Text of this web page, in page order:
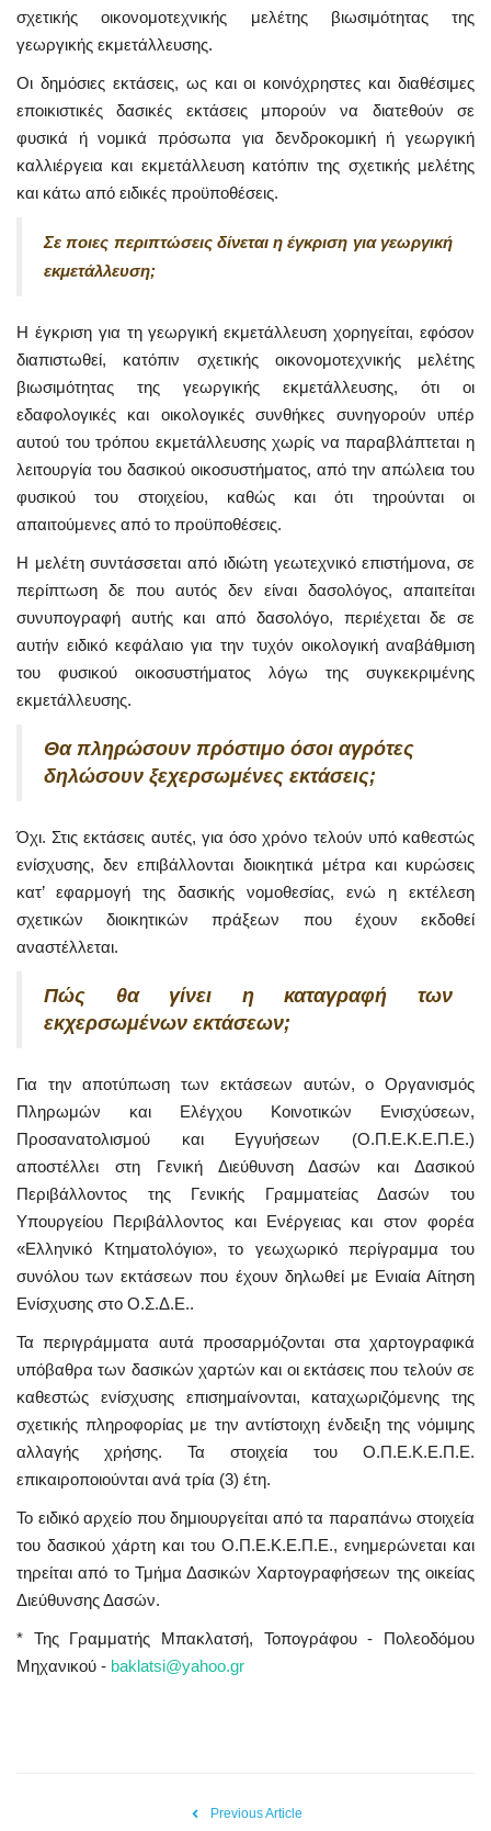
σχετικής οικονομοτεχνικής μελέτης βιωσιμότητας της
γεωργικής εκμετάλλευσης.
Οι δημόσιες εκτάσεις, ως και οι κοινόχρηστες και διαθέσιμες
εποικιστικές δασικές εκτάσεις μπορούν να διατεθούν σε
φυσικά ή νομικά πρόσωπα για δενδροκομική ή γεωργική
καλλιέργεια και εκμετάλλευση κατόπιν της σχετικής μελέτης
και κάτω από ειδικές προϋποθέσεις.
Σε ποιες περιπτώσεις δίνεται η έγκριση για γεωργική
εκμετάλλευση;
Η έγκριση για τη γεωργική εκμετάλλευση χορηγείται, εφόσον
διαπιστωθεί, κατόπιν σχετικής οικονομοτεχνικής μελέτης
βιωσιμότητας της γεωργικής εκμετάλλευσης, ότι οι
εδαφολογικές και οικολογικές συνθήκες συνηγορούν υπέρ
αυτού του τρόπου εκμετάλλευσης χωρίς να παραβλάπτεται η
λειτουργία του δασικού οικοσυστήματος, από την απώλεια του
φυσικού του στοιχείου, καθώς και ότι τηρούνται οι
απαιτούμενες από το προϋποθέσεις.
Η μελέτη συντάσσεται από ιδιώτη γεωτεχνικό επιστήμονα, σε
περίπτωση δε που αυτός δεν είναι δασολόγος, απαιτείται
συνυπογραφή αυτής και από δασολόγο, περιέχεται δε σε
αυτήν ειδικό κεφάλαιο για την τυχόν οικολογική αναβάθμιση
του φυσικού οικοσυστήματος λόγω της συγκεκριμένης
εκμετάλλευσης.
Θα πληρώσουν πρόστιμο όσοι αγρότες
δηλώσουν ξεχερσωμένες εκτάσεις;
Όχι. Στις εκτάσεις αυτές, για όσο χρόνο τελούν υπό καθεστώς
ενίσχυσης, δεν επιβάλλονται διοικητικά μέτρα και κυρώσεις
κατ’ εφαρμογή της δασικής νομοθεσίας, ενώ η εκτέλεση
σχετικών διοικητικών πράξεων που έχουν εκδοθεί
αναστέλλεται.
Πώς θα γίνει η καταγραφή των
εκχερσωμένων εκτάσεων;
Για την αποτύπωση των εκτάσεων αυτών, ο Οργανισμός
Πληρωμών και Ελέγχου Κοινοτικών Ενισχύσεων,
Προσανατολισμού και Εγγυήσεων (Ο.Π.Ε.Κ.Ε.Π.Ε.)
αποστέλλει στη Γενική Διεύθυνση Δασών και Δασικού
Περιβάλλοντος της Γενικής Γραμματείας Δασών του
Υπουργείου Περιβάλλοντος και Ενέργειας και στον φορέα
«Ελληνικό Κτηματολόγιο», το γεωχωρικό περίγραμμα του
συνόλου των εκτάσεων που έχουν δηλωθεί με Ενιαία Αίτηση
Ενίσχυσης στο Ο.Σ.Δ.Ε..
Τα περιγράμματα αυτά προσαρμόζονται στα χαρτογραφικά
υπόβαθρα των δασικών χαρτών και οι εκτάσεις που τελούν σε
καθεστώς ενίσχυσης επισημαίνονται, καταχωριζόμενης της
σχετικής πληροφορίας με την αντίστοιχη ένδειξη της νόμιμης
αλλαγής χρήσης. Τα στοιχεία του Ο.Π.Ε.Κ.Ε.Π.Ε.
επικαιροποιούνται ανά τρία (3) έτη.
Το ειδικό αρχείο που δημιουργείται από τα παραπάνω στοιχεία
του δασικού χάρτη και του Ο.Π.Ε.Κ.Ε.Π.Ε., ενημερώνεται και
τηρείται από το Τμήμα Δασικών Χαρτογραφήσεων της οικείας
Διεύθυνσης Δασών.
* Της Γραμματής Μπακλατσή, Τοπογράφου - Πολεοδόμου
Μηχανικού - baklatsi@yahoo.gr
Previous Article